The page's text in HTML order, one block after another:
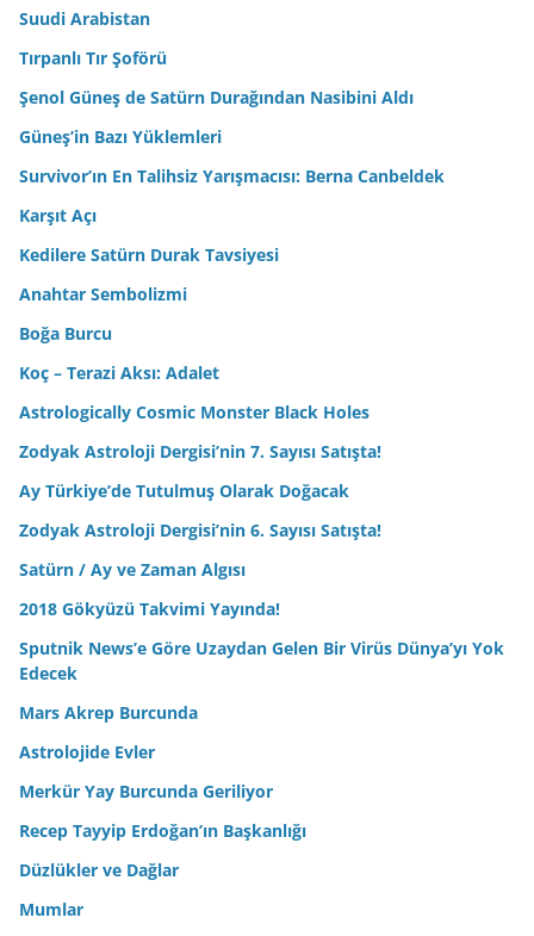
Suudi Arabistan
Tırpanlı Tır Şoförü
Şenol Güneş de Satürn Durağından Nasibini Aldı
Güneş’in Bazı Yüklemleri
Survivor’ın En Talihsiz Yarışmacısı: Berna Canbeldek
Karşıt Açı
Kedilere Satürn Durak Tavsiyesi
Anahtar Sembolizmi
Boğa Burcu
Koç – Terazi Aksı: Adalet
Astrologically Cosmic Monster Black Holes
Zodyak Astroloji Dergisi’nin 7. Sayısı Satışta!
Ay Türkiye’de Tutulmuş Olarak Doğacak
Zodyak Astroloji Dergisi’nin 6. Sayısı Satışta!
Satürn / Ay ve Zaman Algısı
2018 Gökyüzü Takvimi Yayında!
Sputnik News’e Göre Uzaydan Gelen Bir Virüs Dünya’yı Yok
Edecek
Mars Akrep Burcunda
Astrolojide Evler
Merkür Yay Burcunda Geriliyor
Recep Tayyip Erdoğan’ın Başkanlığı
Düzlükler ve Dağlar
Mumlar